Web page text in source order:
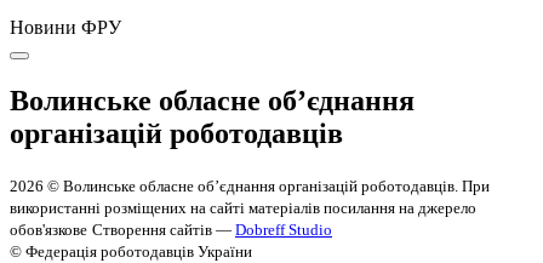
Новини ФРУ
Волинське обласне об’єднання
організацій роботодавців
2026 © Волинське обласне об’єднання організацій роботодавців. При
використанні розміщених на сайті матеріалів посилання на джерело
обов'язкове Створення сайтів — Dobreff Studio
© Федерація роботодавців України